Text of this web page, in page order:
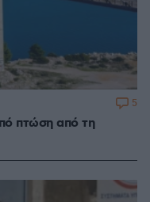
πτώση από τη
5